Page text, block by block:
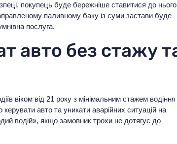
покупець буде бережніше ставитися до
паливному баку із суми застави буде
послуга.
авто без стажу
віком від 21 року з мінімальним стажем водіння
авто та уникати аварійних ситуацій на
водій», якщо замовник трохи не дотягує до